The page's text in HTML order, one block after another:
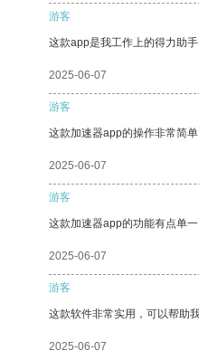
游客
这款app是我工作上的得力助
2025-06-07
游客
这款加速器app的操作非常简
2025-06-07
游客
这款加速器app的功能有点单
2025-06-07
游客
这款软件非常实用，可以帮助
2025-06-07